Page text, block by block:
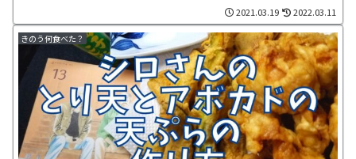
2021.03.19 2022.03.11
きのう何食べた？